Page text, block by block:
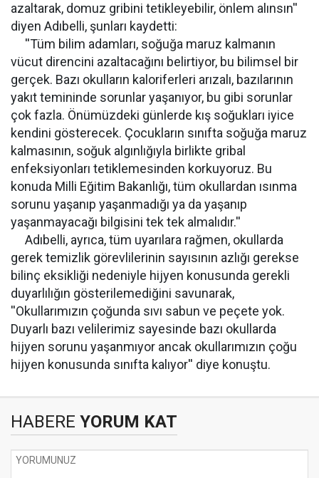
azaltarak, domuz gribini tetikleyebilir, önlem alınsın''
diyen Adıbelli, şunları kaydetti:
''Tüm bilim adamları, soğuğa maruz kalmanın
vücut direncini azaltacağını belirtiyor, bu bilimsel bir
gerçek. Bazı okulların kaloriferleri arızalı, bazılarının
yakıt temininde sorunlar yaşanıyor, bu gibi sorunlar
çok fazla. Önümüzdeki günlerde kış soğukları iyice
kendini gösterecek. Çocukların sınıfta soğuğa maruz
kalmasının, soğuk algınlığıyla birlikte gribal
enfeksiyonları tetiklemesinden korkuyoruz. Bu
konuda Milli Eğitim Bakanlığı, tüm okullardan ısınma
sorunu yaşanıp yaşanmadığı ya da yaşanıp
yaşanmayacağı bilgisini tek tek almalıdır.''
Adıbelli, ayrıca, tüm uyarılara rağmen, okullarda
gerek temizlik görevlilerinin sayısının azlığı gerekse
bilinç eksikliği nedeniyle hijyen konusunda gerekli
duyarlılığın gösterilemediğini savunarak,
''Okullarımızın çoğunda sıvı sabun ve peçete yok.
Duyarlı bazı velilerimiz sayesinde bazı okullarda
hijyen sorunu yaşanmıyor ancak okullarımızın çoğu
hijyen konusunda sınıfta kalıyor'' diye konuştu.
HABERE YORUM KAT